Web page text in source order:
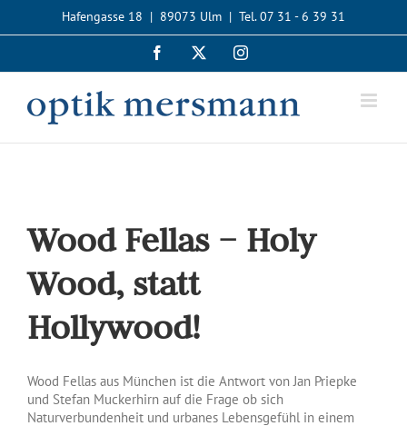
Hafengasse 18 | 89073 Ulm | Tel. 07 31 - 6 39 31
Facebook Instagram
Wood Fellas – Holy
Wood, statt
Hollywood!
Wood Fellas aus München ist die Antwort von Jan Priepke
und Stefan Muckerhirn auf die Frage ob sich
Naturverbundenheit und urbanes Lebensgefühl in einem